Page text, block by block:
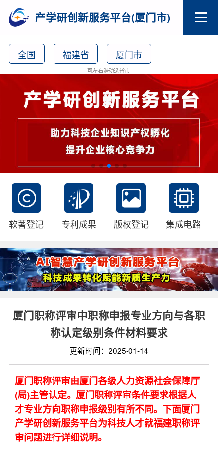
产学研创新服务平台(厦门市)
全国 福建省 厦门市
可左右滑动选省市
软著登记 专利成果 版权登记 集成电路
厦门职称评审中职称申报专业方向与各职
称认定级别条件材料要求
更新时间：2025-01-14
厦门职称评审由厦门各级人力资源社会保障厅
(局)主管认定。厦门职称评审条件要求根据人
才专业方向职称申报级别有所不同。下面厦门
产学研创新服务平台为科技人才就福建职称评
审问题进行详细说明。